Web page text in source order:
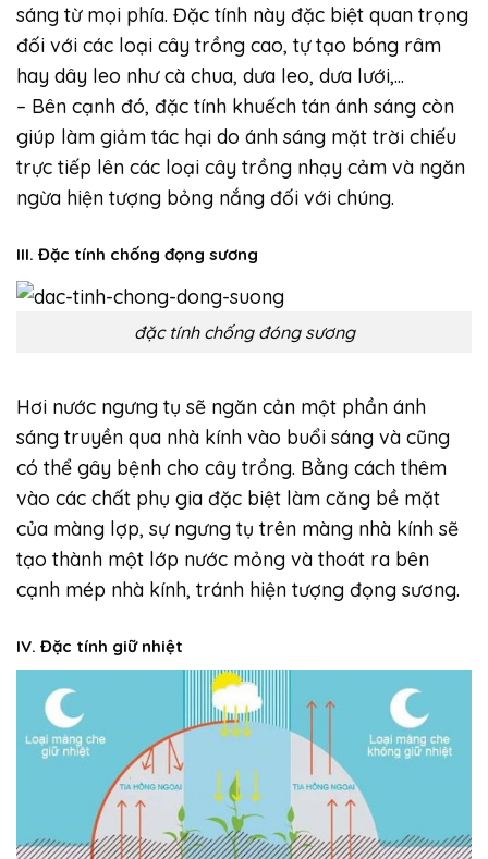
sáng từ mọi phía. Đặc tính này đặc biệt quan trọng
đối với các loại cây trồng cao, tự tạo bóng râm
hay dây leo như cà chua, dưa leo, dưa lưới,…
– Bên cạnh đó, đặc tính khuếch tán ánh sáng còn
giúp làm giảm tác hại do ánh sáng mặt trời chiếu
trực tiếp lên các loại cây trồng nhạy cảm và ngăn
ngừa hiện tượng bỏng nắng đối với chúng.
III. Đặc tính chống đọng sương
đặc tính chống đóng sương
Hơi nước ngưng tụ sẽ ngăn cản một phần ánh
sáng truyền qua nhà kính vào buổi sáng và cũng
có thể gây bệnh cho cây trồng. Bằng cách thêm
vào các chất phụ gia đặc biệt làm căng bề mặt
của màng lợp, sự ngưng tụ trên màng nhà kính sẽ
tạo thành một lớp nước mỏng và thoát ra bên
cạnh mép nhà kính, tránh hiện tượng đọng sương.
IV. Đặc tính giữ nhiệt